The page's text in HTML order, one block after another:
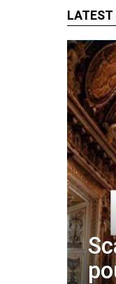
LATEST